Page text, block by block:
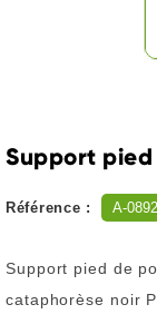
Support
Référence : A-
Support pied de
cataphorèse noir